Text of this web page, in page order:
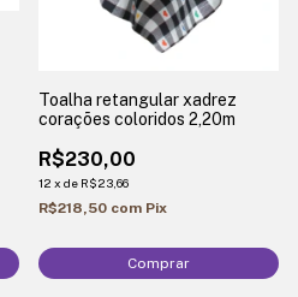
Toalha retangular xadrez
corações coloridos 2,20m
R$230,00
12 x de R$23,66
R$218,50 com Pix
Comprar